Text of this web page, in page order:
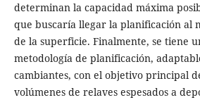
determinan la capacidad máxima
que buscaría llegar la planificación al
de la superficie. Finalmente, se tiene
metodología de planificación,
cambiantes, con el objetivo principal
volúmenes de relaves espesados a